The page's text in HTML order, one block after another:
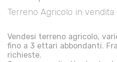
Terreno Agricolo in vendita
Vendesi terreno agricolo,
fino a 3 ettari abbondanti.
richieste.